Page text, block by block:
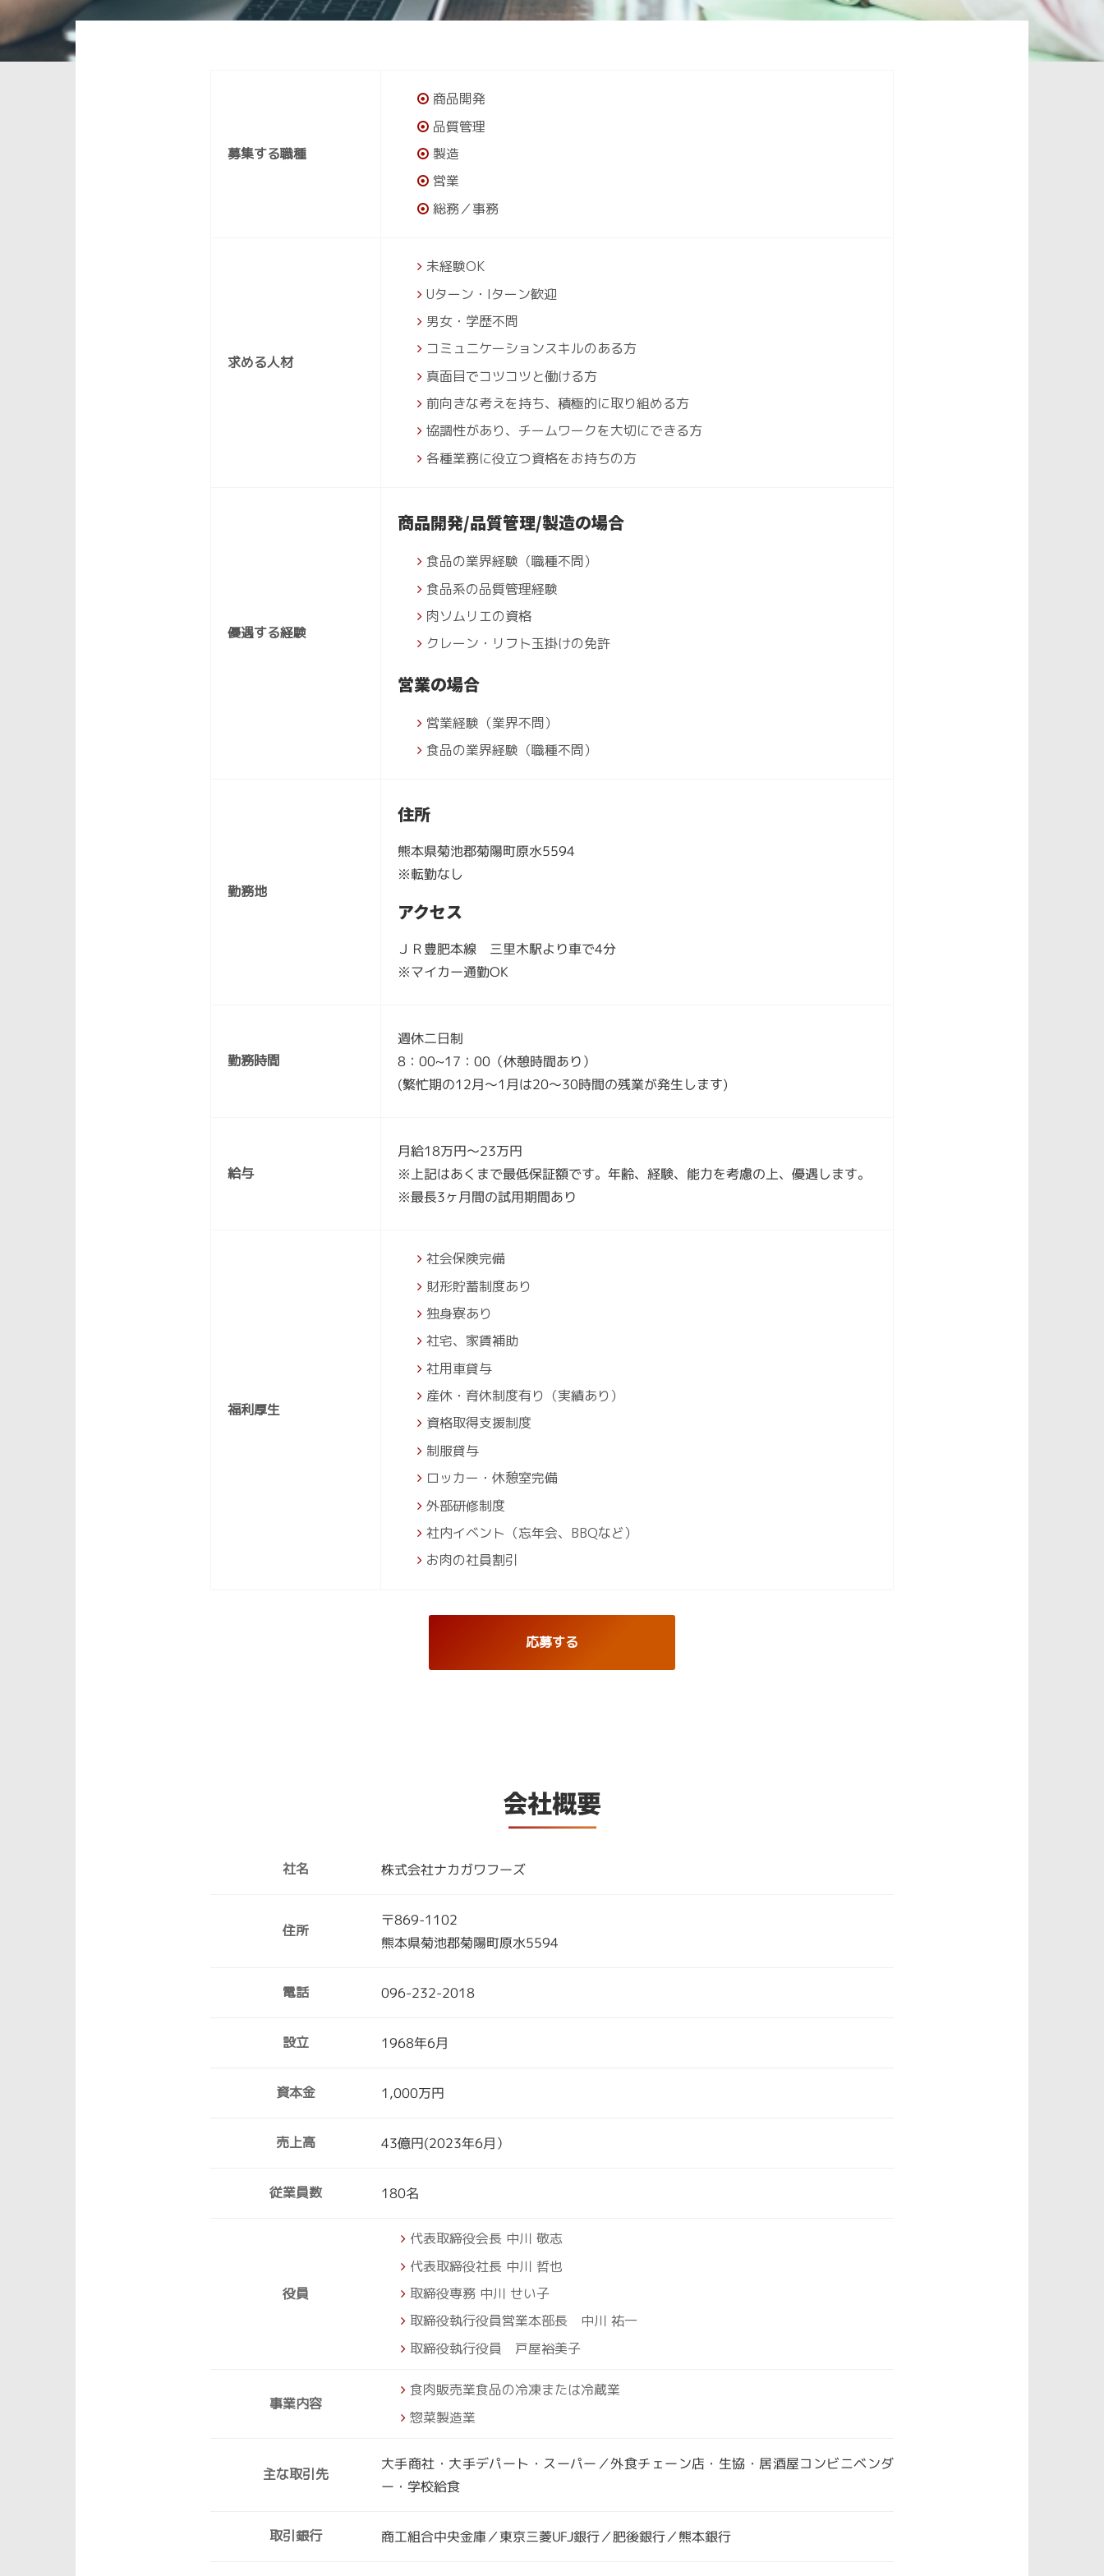
募集する職種
商品開発
品質管理
製造
営業
総務／事務
求める人材
未経験OK
Uターン・Iターン歓迎
男女・学歴不問
コミュニケーションスキルのある方
真面目でコツコツと働ける方
前向きな考えを持ち、積極的に取り組める方
協調性があり、チームワークを大切にできる方
各種業務に役立つ資格をお持ちの方
優遇する経験
商品開発/品質管理/製造の場合
食品の業界経験（職種不問）
食品系の品質管理経験
肉ソムリエの資格
クレーン・リフト玉掛けの免許
営業の場合
営業経験（業界不問）
食品の業界経験（職種不問）
勤務地
住所
熊本県菊池郡菊陽町原水5594
※転勤なし
アクセス
ＪＲ豊肥本線 三里木駅より車で4分
※マイカー通勤OK
勤務時間
週休二日制
8：00~17：00（休憩時間あり）
(繁忙期の12月～1月は20～30時間の残業が発生します)
給与
月給18万円～23万円
※上記はあくまで最低保証額です。年齢、経験、能力を考慮の上、優遇します。
※最長3ヶ月間の試用期間あり
福利厚生
社会保険完備
財形貯蓄制度あり
独身寮あり
社宅、家賃補助
社用車貸与
産休・育休制度有り（実績あり）
資格取得支援制度
制服貸与
ロッカー・休憩室完備
外部研修制度
社内イベント（忘年会、BBQなど）
お肉の社員割引
応募する
会社概要
社名 株式会社ナカガワフーズ
住所
〒869-1102
熊本県菊池郡菊陽町原水5594
電話 096-232-2018
設立 1968年6月
資本金 1,000万円
売上高 43億円(2023年6月）
従業員数 180名
役員
代表取締役会長 中川 敬志
代表取締役社長 中川 哲也
取締役専務 中川 せい子
取締役執行役員営業本部長 中川 祐一
取締役執行役員 戸屋裕美子
事業内容
食肉販売業食品の冷凍または冷蔵業
惣菜製造業
主な取引先
大手商社・大手デパート・スーパー／外食チェーン店・生協・居酒屋コンビニベンダ
ー・学校給食
取引銀行 商工組合中央金庫／東京三菱UFJ銀行／肥後銀行／熊本銀行